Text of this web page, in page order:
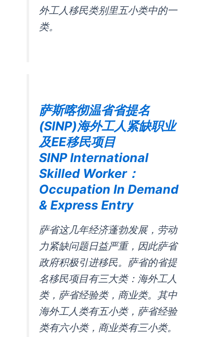
外工人移民类别里五小类中的一
类。
萨斯喀彻温省省提名
(SINP)海外工人紧缺职业
及EE移民项目
SINP International
Skilled Worker：
Occupation In Demand
& Express Entry
萨省这几年经济蓬勃发展，劳动
力紧缺问题日益严重，因此萨省
政府积极引进移民。萨省的省提
名移民项目有三大类：海外工人
类，萨省经验类，商业类。其中
海外工人类有五小类，萨省经验
类有六小类，商业类有三小类。